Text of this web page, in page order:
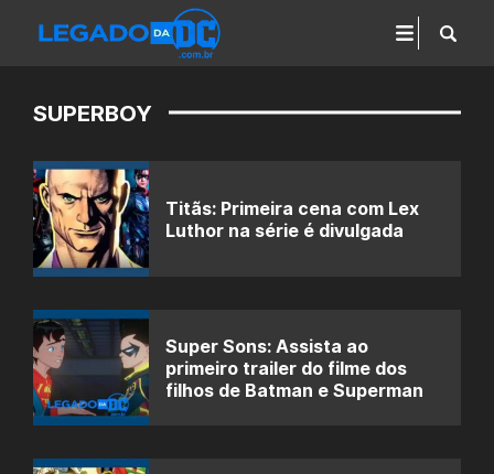
SUPERBOY
Titãs: Primeira cena com Lex
Luthor na série é divulgada
Super Sons: Assista ao
primeiro trailer do filme dos
filhos de Batman e Superman